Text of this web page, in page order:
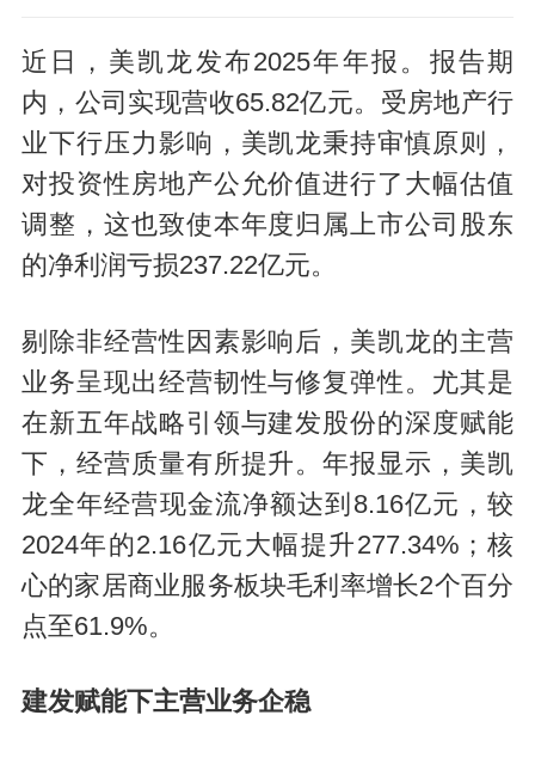
近日，美凯龙发布2025年年报。报告期
内，公司实现营收65.82亿元。受房地产行
业下行压力影响，美凯龙秉持审慎原则，
对投资性房地产公允价值进行了大幅估值
调整，这也致使本年度归属上市公司股东
的净利润亏损237.22亿元。
剔除非经营性因素影响后，美凯龙的主营
业务呈现出经营韧性与修复弹性。尤其是
在新五年战略引领与建发股份的深度赋能
下，经营质量有所提升。年报显示，美凯
龙全年经营现金流净额达到8.16亿元，较
2024年的2.16亿元大幅提升277.34%；核
心的家居商业服务板块毛利率增长2个百分
点至61.9%。
建发赋能下主营业务企稳